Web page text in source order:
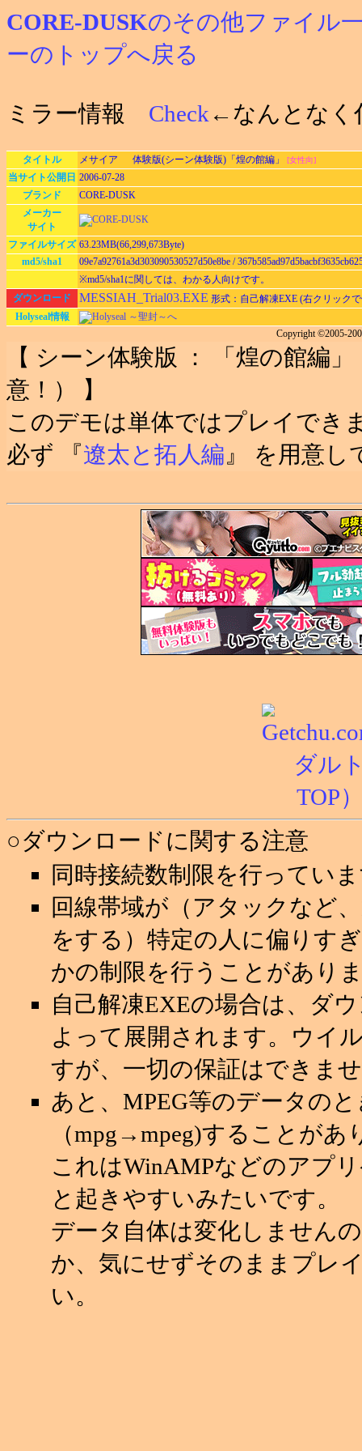
CORE-DUSKのその他ファイル
ーのトップへ戻る
ミラー情報 Check ←なんとなく
タイトル メサイア 体験版(シーン体験版)「煌の館編」 [女性向]
当サイト公開日 2006-07-28
ブランド
CORE-DUSK
メーカー
サイト
ファイルサイズ 63.23MB(66,299,673Byte)
md5/sha1
09e7a92761a3d303090530527d50e8be /
※md5/sha1に関しては、わかる人向けです。
ダウンロード
MESSIAH_Trial03.EXE 形式：自己解凍EXE (右クリック
Holyseal情報
Holyseal ～聖封～へ
Copyright ©2005-
【 シーン体験版 ： 「煌の館編
意！） 】
このデモは単体ではプレイでき
必ず 『遼太と拓人編 』 を用意し
○ダウンロードに関する注意
同時接続数制限を行ってい
回線帯域が（アタックなど
をする）特定の人に偏りす
かの制限を行うことがあり
自己解凍EXEの場合は、ダ
よって展開されます。ウイ
すが、一切の保証はできま
あと、MPEG等のデータの
（mpg→mpeg)することがあ
これはWinAMPなどのアプ
と起きやすいみたいです。
データ自体は変化しません
か、気にせずそのままプレ
い。